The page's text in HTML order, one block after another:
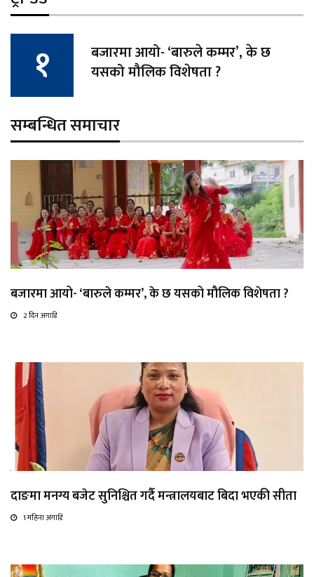
बजारमा आयो- ‘बारुले कम्मर’, के छ
यसको मौलिक विशेषता ?
सम्बन्धित समाचार
बजारमा आयो- ‘बारुले कम्मर’, के छ यसको मौलिक विशेषता ?
2 दिन अगाडि
दाङमा मनग्य बजेट सुनिश्चित गर्दै मन्त्रालयबाट बिदा भएकी सीता
1 महिना अगाडि